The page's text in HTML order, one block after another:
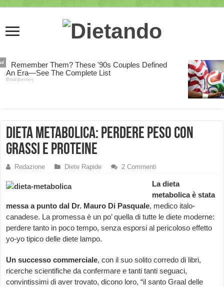
Dieta Metabolica: perdere peso con
grassi e proteine
Redazione Diete Rapide 2 Commenti
La dieta
metabolica è stata
messa a punto dal Dr. Mauro Di Pasquale, medico italo-
canadese. La promessa è un po’ quella di tutte le diete moderne:
perdere tanto in poco tempo, senza esporsi al pericoloso effetto
yo-yo tipico delle diete lampo.
Un successo commerciale, con il suo solito corredo di libri,
ricerche scientifiche da confermare e tanti tanti seguaci,
convintissimi di aver trovato, dicono loro, “il santo Graal delle